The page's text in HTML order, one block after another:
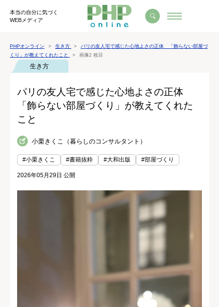
本当の自分に気づく
WEBメディア
PHPオンライン 生き方
パリの友人宅で感じた心地よさの正体 「飾らない部屋づ
くり」が教えてくれたこと
画像2 枚目
生き方
パリの友人宅で感じた心地よさの正体
「飾らない部屋づくり」が教えてくれた
こと
小栗きくこ（暮らしのコンサルタント）
#小栗きくこ #書籍抜粋 #大和出版 #部屋づくり
2026年05月29日 公開